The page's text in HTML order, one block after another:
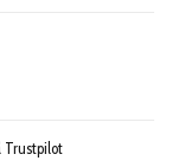
Trustpilot